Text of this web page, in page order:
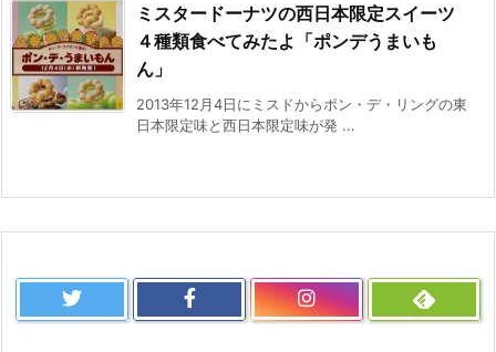
ミスタードーナツの西日本限定スイーツ
４種類食べてみたよ「ポンデうまいも
ん」
2013年12月4日にミスドからポン・デ・リングの東
日本限定味と西日本限定味が発 ...